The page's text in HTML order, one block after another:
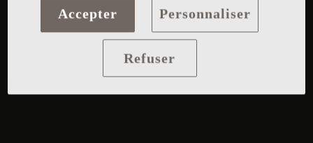
Refuser
Accepter Personnaliser